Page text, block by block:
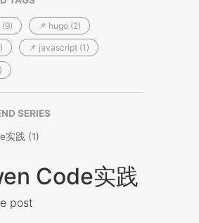
📌 hugo (2)
📌 javascript (1)
SERIES
实践 (1)
Code实践
post